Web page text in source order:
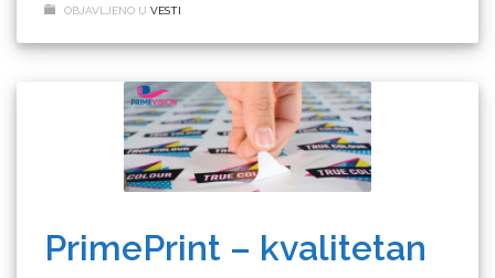
OBJAVLJENO U VESTI
PrimePrint – kvalitetan